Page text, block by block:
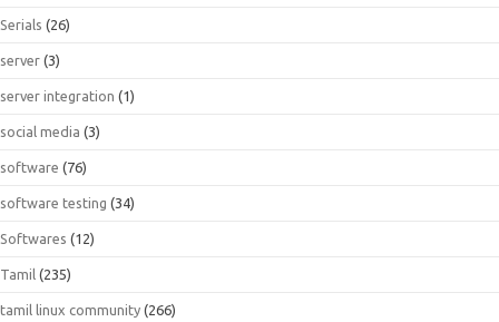
Serials (26)
server (3)
server integration (1)
social media (3)
software (76)
software testing (34)
Softwares (12)
Tamil (235)
tamil linux community (266)